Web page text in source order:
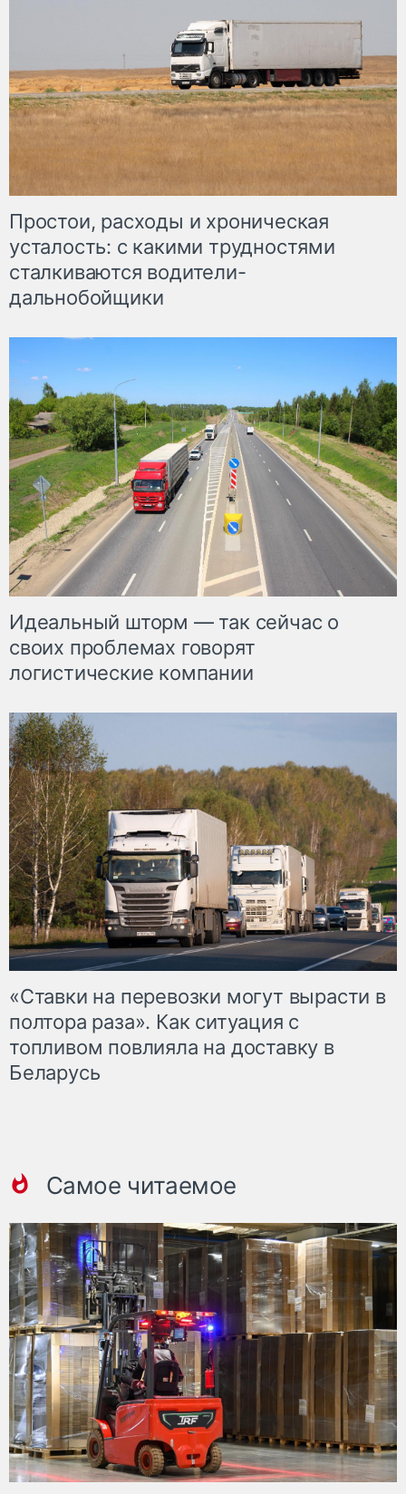
Простои, расходы и хроническая
усталость: с какими трудностями
сталкиваются водители-
дальнобойщики
Идеальный шторм — так сейчас о
своих проблемах говорят
логистические компании
«Ставки на перевозки могут вырасти в
полтора раза». Как ситуация с
топливом повлияла на доставку в
Беларусь
Самое читаемое